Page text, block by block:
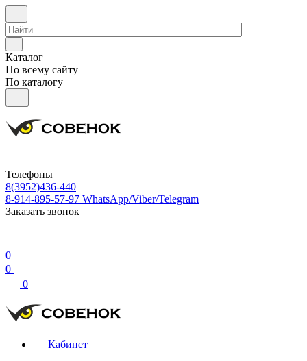
Каталог
По всему сайту
По каталогу
Телефоны
8(3952)436-440
8-914-895-57-97 WhatsApp/Viber/Telegram
Заказать звонок
0
0
0
Кабинет